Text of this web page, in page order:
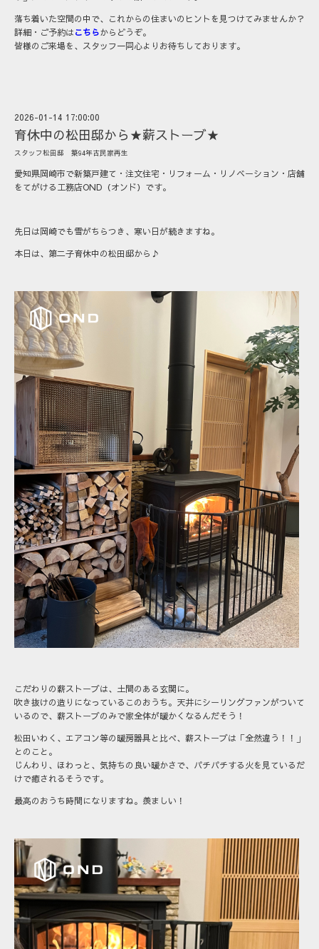
落ち着いた空間の中で、これからの住まいのヒントを見つけてみませんか？
詳細・ご予約はこちらからどうぞ。
皆様のご来場を、スタッフ一同心よりお待ちしております。
2026-01-14 17:00:00
育休中の松田邸から★薪ストーブ★
スタッフ松田邸 築94年古民家再生
愛知県岡崎市で新築戸建て・注文住宅・リフォーム・リノベーション・店舗
をてがける工務店OND（オンド）です。
先日は岡崎でも雪がちらつき、寒い日が続きますね。
本日は、第二子育休中の松田邸から♪
こだわりの薪ストーブは、土間のある玄関に。
吹き抜けの造りになっているこのおうち。天井にシーリングファンがついて
いるので、薪ストーブのみで家全体が暖かくなるんだそう！
松田いわく、エアコン等の暖房器具と比べ、薪ストーブは「全然違う！！」
とのこと。
じんわり、ほわっと、気持ちの良い暖かさで、パチパチする火を見ているだ
けで癒されるそうです。
最高のおうち時間になりますね。羨ましい！